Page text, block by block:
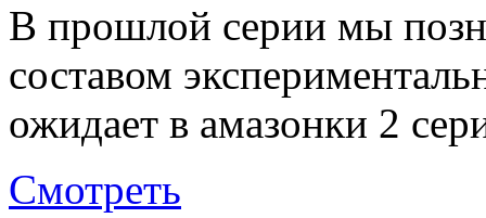
В прошлой серии мы
составом
ожидает в амазонки 2
Смотреть